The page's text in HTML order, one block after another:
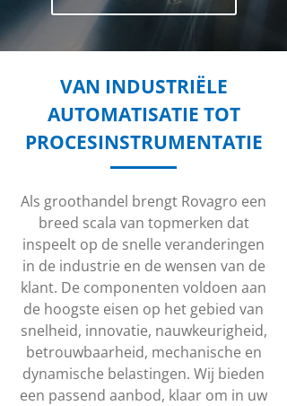
VAN INDUSTRIËLE
AUTOMATISATIE TOT
PROCESINSTRUMENTATIE
Als groothandel brengt Rovagro een
breed scala van topmerken dat
inspeelt op de snelle veranderingen
in de industrie en de wensen van de
klant. De componenten voldoen aan
de hoogste eisen op het gebied van
snelheid, innovatie, nauwkeurigheid,
betrouwbaarheid, mechanische en
dynamische belastingen. Wij bieden
een passend aanbod, klaar om in uw